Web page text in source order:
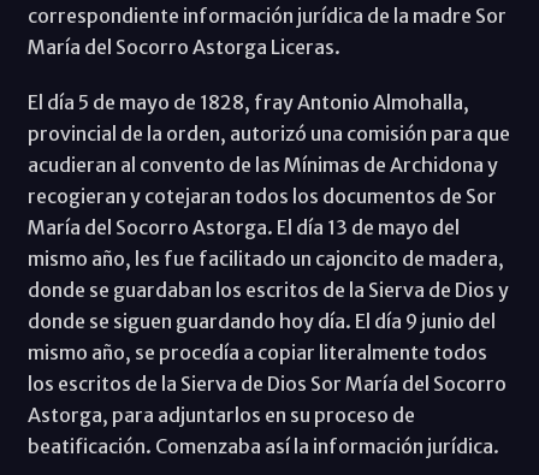
correspondiente información jurídica de la madre Sor
María del Socorro Astorga Liceras.
El día 5 de mayo de 1828, fray Antonio Almohalla,
provincial de la orden, autorizó una comisión para que
acudieran al convento de las Mínimas de Archidona y
recogieran y cotejaran todos los documentos de Sor
María del Socorro Astorga. El día 13 de mayo del
mismo año, les fue facilitado un cajoncito de madera,
donde se guardaban los escritos de la Sierva de Dios y
donde se siguen guardando hoy día. El día 9 junio del
mismo año, se procedía a copiar literalmente todos
los escritos de la Sierva de Dios Sor María del Socorro
Astorga, para adjuntarlos en su proceso de
beatificación. Comenzaba así la información jurídica.